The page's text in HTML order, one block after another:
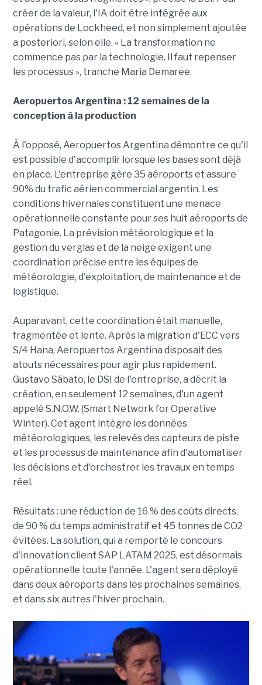
créer de la valeur, l'IA doit être intégrée aux
opérations de Lockheed, et non simplement ajoutée
a posteriori, selon elle. « La transformation ne
commence pas par la technologie. Il faut repenser
les processus », tranche Maria Demaree.
Aeropuertos Argentina : 12 semaines de la
conception à la production
À l'opposé, Aeropuertos Argentina démontre ce qu'il
est possible d'accomplir lorsque les bases sont déjà
en place. L'entreprise gère 35 aéroports et assure
90% du trafic aérien commercial argentin. Les
conditions hivernales constituent une menace
opérationnelle constante pour ses huit aéroports de
Patagonie. La prévision météorologique et la
gestion du verglas et de la neige exigent une
coordination précise entre les équipes de
météorologie, d'exploitation, de maintenance et de
logistique.
Auparavant, cette coordination était manuelle,
fragmentée et lente. Après la migration d'ECC vers
S/4 Hana, Aeropuertos Argentina disposait des
atouts nécessaires pour agir plus rapidement.
Gustavo Sábato, le DSI de l'entreprise, a décrit la
création, en seulement 12 semaines, d'un agent
appelé S.N.O.W. (Smart Network for Operative
Winter). Cet agent intègre les données
météorologiques, les relevés des capteurs de piste
et les processus de maintenance afin d'automatiser
les décisions et d'orchestrer les travaux en temps
réel.
Résultats : une réduction de 16 % des coûts directs,
de 90 % du temps administratif et 45 tonnes de CO2
évitées. La solution, qui a remporté le concours
d'innovation client SAP LATAM 2025, est désormais
opérationnelle toute l'année. L'agent sera déployé
dans deux aéroports dans les prochaines semaines,
et dans six autres l'hiver prochain.